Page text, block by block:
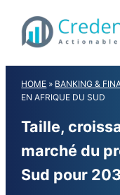
content
HOME » BANKING &
EN AFRIQUE DU SUD
Taille,
marché du
Sud pour